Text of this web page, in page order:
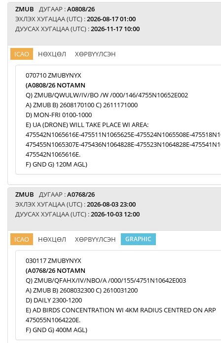
ZMUB ДУГААР :A0808/26
ЭХЛЭХ ХУГАЦАА (UTC) :2026-08-17 01:00
ДУУСАХ ХУГАЦАА (UTC) :2026-11-17 10:00
ICAO НӨХЦӨЛ ХӨРВҮҮЛСЭН
070710 ZMUBYNYX
(A0808/26 NOTAMN
Q) ZMUB/QWULW/IV/BO /W /000/146/4755N10652E002
A) ZMUB B) 2608170100 C) 2611171000
D) MON-FRI 0100-1000
E) UA (DRONE) WILL TAKE PLACE WI AREA:
475542N1065616E-475511N1065625E-475524N1065508E-
475455N1065307E-475436N1064828E-475523N1064828E-
475542N1065616E.
F) GND G) 120M AGL)
ZMUB ДУГААР :A0768/26
ЭХЛЭХ ХУГАЦАА (UTC) :2026-08-03 23:00
ДУУСАХ ХУГАЦАА (UTC) :2026-10-03 12:00
ICAO НӨХЦӨЛ ХӨРВҮҮЛСЭН GRAPHIC
030117 ZMUBYNYX
(A0768/26 NOTAMN
Q) ZMUB/QFAHX/IV/NBO/A /000/155/4751N10642E003
A) ZMUB B) 2608032300 C) 2610031200
D) DAILY 2300-1200
E) AD BIRDS CONCENTRATION WI 4KM RADIUS CENTRED ON ARP
475055N1064220E.
F) GND G) 400M AGL)